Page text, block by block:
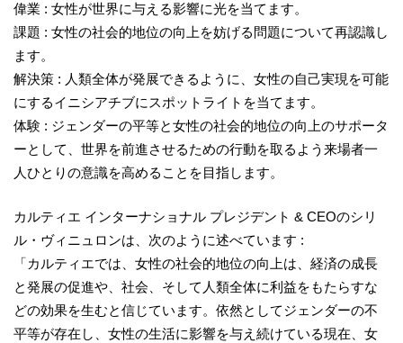
偉業 : 女性が世界に与える影響に光を当てます。
課題 : 女性の社会的地位の向上を妨げる問題について再認識し
ます。
解決策 : 人類全体が発展できるように、女性の自己実現を可能
にするイニシアチブにスポットライトを当てます。
体験 : ジェンダーの平等と女性の社会的地位の向上のサポータ
ーとして、世界を前進させるための行動を取るよう来場者一
人ひとりの意識を高めることを目指します。
カルティエ インターナショナル プレジデント & CEOのシリ
ル・ヴィニュロンは、次のように述べています :
「カルティエでは、女性の社会的地位の向上は、経済の成長
と発展の促進や、社会、そして人類全体に利益をもたらすな
どの効果を生むと信じています。依然としてジェンダーの不
平等が存在し、女性の生活に影響を与え続けている現在、女